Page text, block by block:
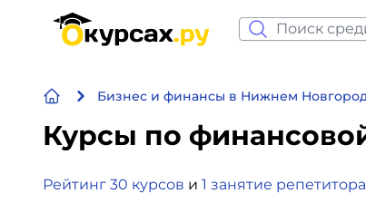
Бизнес и финансы в Нижнем
Курсы по
Рейтинг 30 курсов и 1 занятие репетитора
Программирование
Бизнес и финансы
Дизайн